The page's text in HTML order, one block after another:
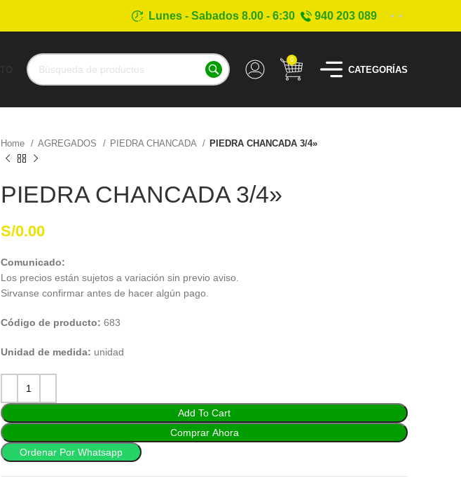
Lunes - Sabados 8.00 - 6:30 940 203 089
0
CATEGORÍAS
Home
AGREGADOS PIEDRA CHANCADA PIEDRA CHANCADA 3/4»
PIEDRA CHANCADA 3/4»
S/0.00
Comunicado:
Los precios están sujetos a variación sin previo aviso.
Sirvanse confirmar antes de hacer algún pago.
Código de producto: 683
Unidad de medida: unidad
Add To Cart
Comprar Ahora
Ordenar Por Whatsapp